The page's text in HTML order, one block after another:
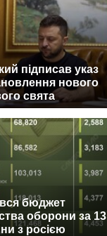
підписав указ
нового
свята
бюджет
оборони за 13
з росією